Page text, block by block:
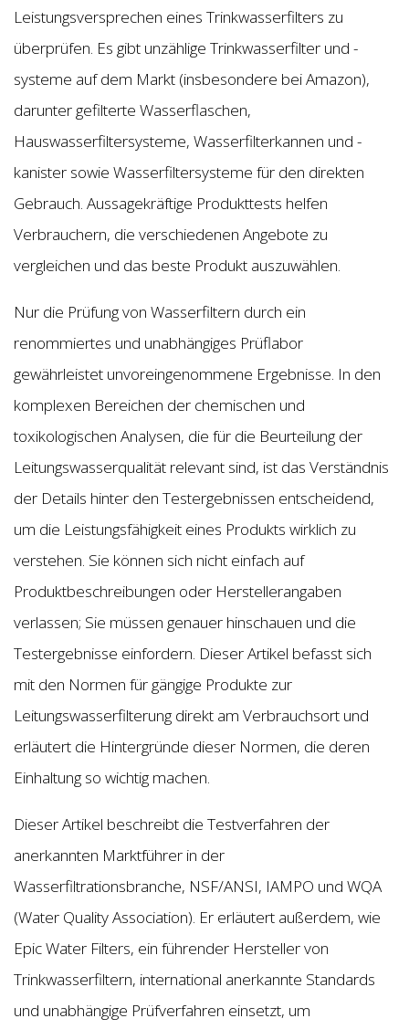
Leistungsversprechen eines Trinkwasserfilters zu
überprüfen. Es gibt unzählige Trinkwasserfilter und -
systeme auf dem Markt (insbesondere bei Amazon),
darunter gefilterte Wasserflaschen,
Hauswasserfiltersysteme, Wasserfilterkannen und -
kanister sowie Wasserfiltersysteme für den direkten
Gebrauch. Aussagekräftige Produkttests helfen
Verbrauchern, die verschiedenen Angebote zu
vergleichen und das beste Produkt auszuwählen.
Nur die Prüfung von Wasserfiltern durch ein
renommiertes und unabhängiges Prüflabor
gewährleistet unvoreingenommene Ergebnisse. In den
komplexen Bereichen der chemischen und
toxikologischen Analysen, die für die Beurteilung der
Leitungswasserqualität relevant sind, ist das Verständnis
der Details hinter den Testergebnissen entscheidend,
um die Leistungsfähigkeit eines Produkts wirklich zu
verstehen. Sie können sich nicht einfach auf
Produktbeschreibungen oder Herstellerangaben
verlassen; Sie müssen genauer hinschauen und die
Testergebnisse einfordern. Dieser Artikel befasst sich
mit den Normen für gängige Produkte zur
Leitungswasserfilterung direkt am Verbrauchsort und
erläutert die Hintergründe dieser Normen, die deren
Einhaltung so wichtig machen.
Dieser Artikel beschreibt die Testverfahren der
anerkannten Marktführer in der
Wasserfiltrationsbranche, NSF/ANSI, IAMPO und WQA
(Water Quality Association). Er erläutert außerdem, wie
Epic Water Filters, ein führender Hersteller von
Trinkwasserfiltern, international anerkannte Standards
und unabhängige Prüfverfahren einsetzt, um